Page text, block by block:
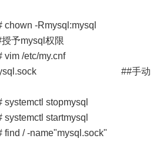
chown -Rmysql:mysql
mysql权限
vim /etc/my.cnf
mysql.sock ##手动
systemctl stopmysql
systemctl startmysql
find / -name"mysql.sock"